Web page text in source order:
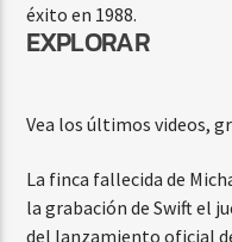
éxito en 1988.
EXPLORAR
Vea los últimos videos,
La finca fallecida de
la grabación de Swift el
del lanzamiento oficial